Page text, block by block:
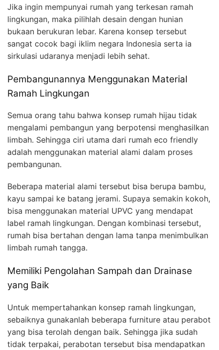
Jika ingin mempunyai rumah yang terkesan ramah
lingkungan, maka pilihlah desain dengan hunian
bukaan berukuran lebar. Karena konsep tersebut
sangat cocok bagi iklim negara Indonesia serta ia
sirkulasi udaranya menjadi lebih sehat.
Pembangunannya Menggunakan Material
Ramah Lingkungan
Semua orang tahu bahwa konsep rumah hijau tidak
mengalami pembangun yang berpotensi menghasilkan
limbah. Sehingga ciri utama dari rumah eco friendly
adalah menggunakan material alami dalam proses
pembangunan.
Beberapa material alami tersebut bisa berupa bambu,
kayu sampai ke batang jerami. Supaya semakin kokoh,
bisa menggunakan material UPVC yang mendapat
label ramah lingkungan. Dengan kombinasi tersebut,
rumah bisa bertahan dengan lama tanpa menimbulkan
limbah rumah tangga.
Memiliki Pengolahan Sampah dan Drainase
yang Baik
Untuk mempertahankan konsep ramah lingkungan,
sebaiknya gunakanlah beberapa furniture atau perabot
yang bisa terolah dengan baik. Sehingga jika sudah
tidak terpakai, perabotan tersebut bisa mendapatkan